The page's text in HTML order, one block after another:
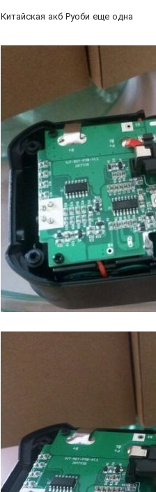
Китайская акб Руоби еще одна